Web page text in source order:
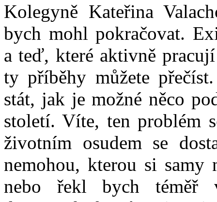
Kolegyně Kateřina
bych mohl pokračovat.
a teď, které aktivně
ty příběhy můžete
stát, jak je možné něco
století. Víte, ten problém
životním osudem se
nemohou, kterou si samy
nebo řekl bych téměř